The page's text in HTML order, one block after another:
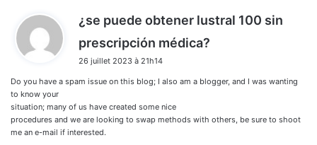
¿se puede obtener lustral 100 sin
prescripción médica?
26 juillet 2023 à 21h14
Do you have a spam issue on this blog; I also am a blogger, and I was wanting
to know your
situation; many of us have created some nice
procedures and we are looking to swap methods with others, be sure to shoot
me an e-mail if interested.